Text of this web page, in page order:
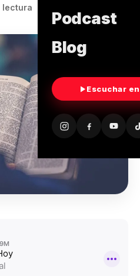
Podcast
Blog
Escuchar
lectura